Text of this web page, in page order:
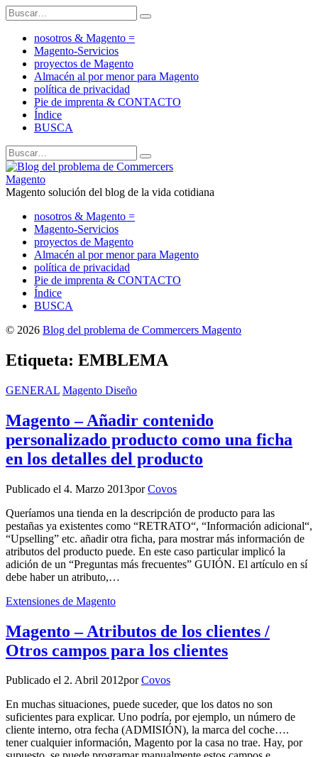
nosotros & Magento =
Magento-Servicios
proyectos de Magento
Almacén al por menor para Magento
política de privacidad
Pie de imprenta & CONTACTO
Índice
BUSCA
Magento solución del blog de la vida cotidiana
nosotros & Magento =
Magento-Servicios
proyectos de Magento
Almacén al por menor para Magento
política de privacidad
Pie de imprenta & CONTACTO
Índice
BUSCA
© 2026 Blog del problema de Commercers Magento
Etiqueta: EMBLEMA
GENERAL Magento Diseño
Magento – Añadir contenido
personalizado producto como una ficha
en los detalles del producto
Publicado el 4. Marzo 2013porCovos
Queríamos una tienda en la descripción de producto para las
pestañas ya existentes como “RETRATO“, “Información adicional“,
“Upselling” etc. añadir otra ficha, para mostrar más información de
atributos del producto puede. En este caso particular implicó la
adición de un “Preguntas más frecuentes” GUIÓN. El artículo en sí
debe haber un atributo,…
Extensiones de Magento
Magento – Atributos de los clientes /
Otros campos para los clientes
Publicado el 2. Abril 2012porCovos
En muchas situaciones, puede suceder, que los datos no son
suficientes para explicar. Uno podría, por ejemplo, un número de
cliente interno, otra fecha (ADMISIÓN), la marca del coche….
tener cualquier información, Magento por la casa no trae. Hay, por